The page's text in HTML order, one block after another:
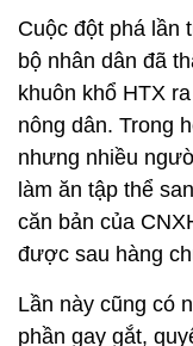
Cuộc đột phá lần
bộ nhân dân đã
khuôn khổ HTX
nông dân. Trong
nhưng nhiều
làm ăn tập thể
căn bản của
được sau hàng
Lần này cũng có
phần gay gắt,